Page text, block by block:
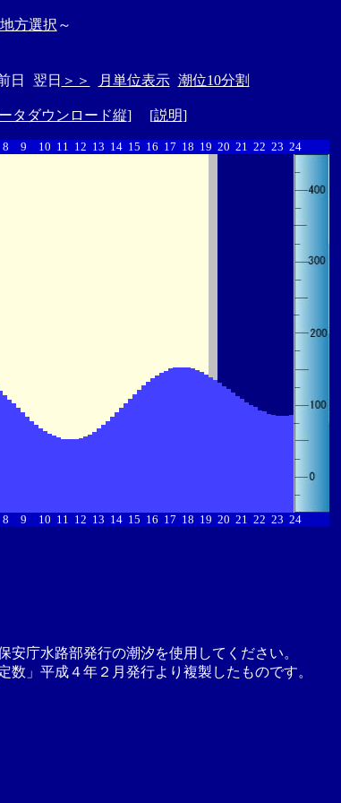
地方選択 ～
日 翌日 ＞＞ 月単位表示 潮位10分割
タダウンロード縦] [説明]
8 9 10 11 12 13 14 15 16 17 18 19 20 21 22 23 24
8 9 10 11 12 13 14 15 16 17 18 19 20 21 22 23 24
庁水路部発行の潮汐を使用してください。
」平成４年２月発行より複製したものです。